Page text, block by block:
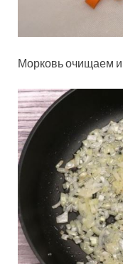
Морковь очищаем и